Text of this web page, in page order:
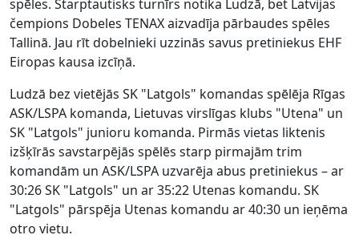
spēles. Starptautisks turnīrs notika Ludzā, bet Latvijas
čempions Dobeles TENAX aizvadīja pārbaudes spēles
Tallinā. Jau rīt dobelnieki uzzinās savus pretiniekus EHF
Eiropas kausa izcīņā.
Ludzā bez vietējās SK "Latgols" komandas spēlēja Rīgas
ASK/LSPA komanda, Lietuvas virslīgas klubs "Utena" un
SK "Latgols" junioru komanda. Pirmās vietas liktenis
izšķīrās savstarpējās spēlēs starp pirmajām trim
komandām un ASK/LSPA uzvarēja abus pretiniekus – ar
30:26 SK "Latgols" un ar 35:22 Utenas komandu. SK
"Latgols" pārspēja Utenas komandu ar 40:30 un ieņēma
otro vietu.